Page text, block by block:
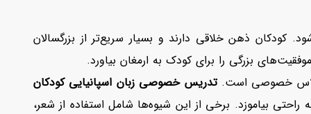
کودکان ذهن خلاقی دارند و بسیار سریع‌تر از بزرگسالان
بزرگی را برای کودک به ارمغان بیاورد.
خصوصی است.تدریس خصوصی زبان اسپانیایی کودکان
بیاموزد. برخی از این شیوه‌ها شامل استفاده از شعر،